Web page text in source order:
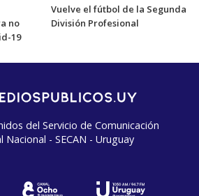
no
19
Vuelve el fútbol de la Segunda
División Profesional
del Servicio de Comunicación
Nacional - SECAN - Uruguay